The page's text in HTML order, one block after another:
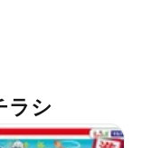
ラシ